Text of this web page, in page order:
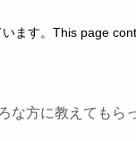
ます。This page
な方に教えてもら